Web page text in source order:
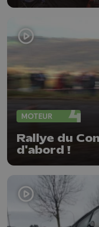
MOTEUR
Rallye du
d'abord !